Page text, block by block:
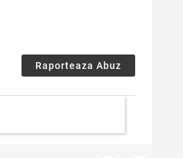
Raporteaza Abuz